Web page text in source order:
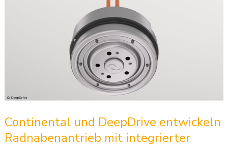
Continental und DeepDrive entwickeln
Radnabenantrieb mit integrierter
Radnabenantrieb
Bremse